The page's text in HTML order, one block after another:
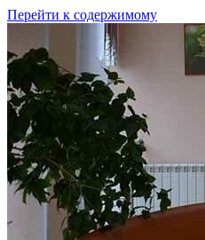
Перейти к содержимому